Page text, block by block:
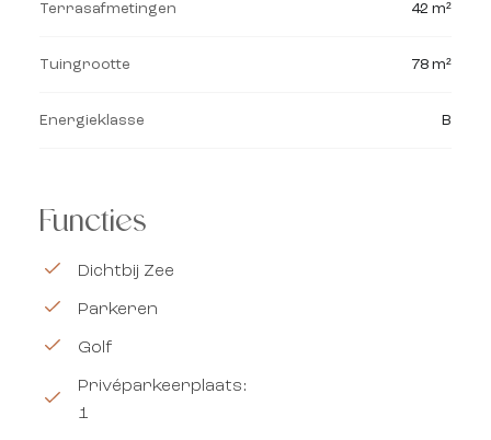
Terrasafmetingen 42 m²
Tuingrootte 78 m²
Energieklasse B
Functies
Dichtbij Zee
Parkeren
Golf
Privéparkeerplaats:
1